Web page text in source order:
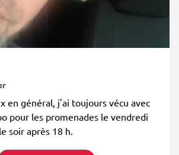
en général, j'ai toujours vécu avec
pour les promenades le vendredi
soir après 18 h.